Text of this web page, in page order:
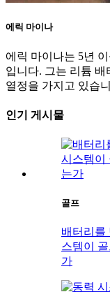
에릭 마이나
에릭 마이나는 5년
입니다. 그는 리튬
열정을 가지고 있습
인기 게시물
골프
배터리를
스템이
가